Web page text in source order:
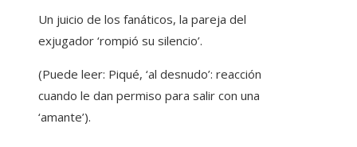
Un juicio de los fanáticos, la pareja del
exjugador ‘rompió su silencio’.
(Puede leer: Piqué, ‘al desnudo’: reacción
cuando le dan permiso para salir con una
‘amante’).